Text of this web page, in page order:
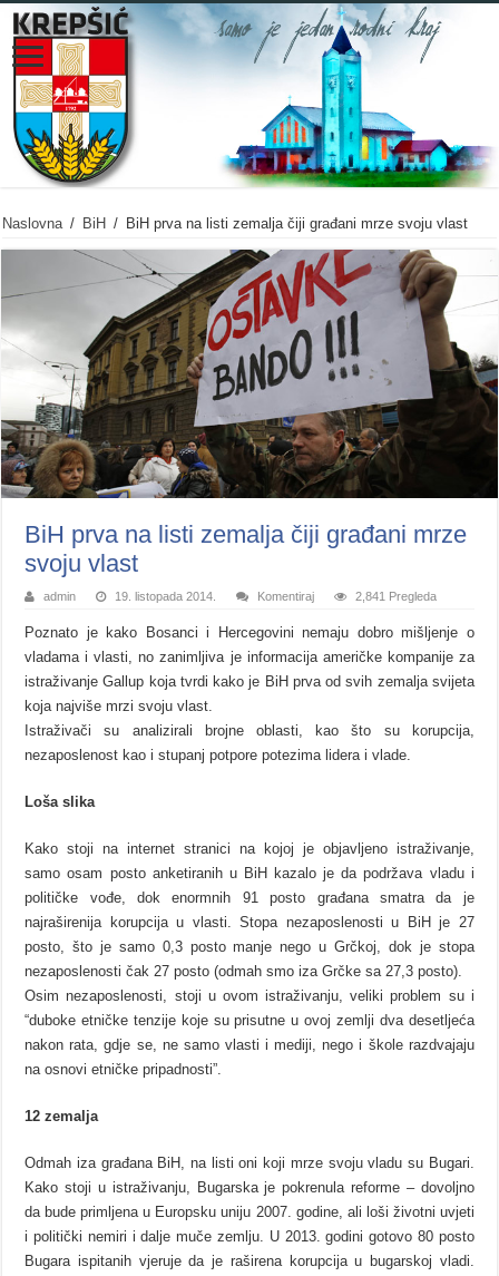
Naslovna / BiH / BiH prva na listi zemalja čiji građani mrze svoju vlast
BiH prva na listi zemalja čiji građani mrze
svoju vlast
admin 19. listopada 2014. Komentiraj 2,841 Pregleda
Poznato je kako Bosanci i Hercegovini nemaju dobro mišljenje o
vladama i vlasti, no zanimljiva je informacija američke kompanije za
istraživanje Gallup koja tvrdi kako je BiH prva od svih zemalja svijeta
koja najviše mrzi svoju vlast.
Istraživači su analizirali brojne oblasti, kao što su korupcija,
nezaposlenost kao i stupanj potpore potezima lidera i vlade.
Loša slika
Kako stoji na internet stranici na kojoj je objavljeno istraživanje,
samo osam posto anketiranih u BiH kazalo je da podržava vladu i
političke vođe, dok enormnih 91 posto građana smatra da je
najraširenija korupcija u vlasti. Stopa nezaposlenosti u BiH je 27
posto, što je samo 0,3 posto manje nego u Grčkoj, dok je stopa
nezaposlenosti čak 27 posto (odmah smo iza Grčke sa 27,3 posto).
Osim nezaposlenosti, stoji u ovom istraživanju, veliki problem su i
“duboke etničke tenzije koje su prisutne u ovoj zemlji dva desetljeća
nakon rata, gdje se, ne samo vlasti i mediji, nego i škole razdvajaju
na osnovi etničke pripadnosti”.
12 zemalja
Odmah iza građana BiH, na listi oni koji mrze svoju vladu su Bugari.
Kako stoji u istraživanju, Bugarska je pokrenula reforme – dovoljno
da bude primljena u Europsku uniju 2007. godine, ali loši životni uvjeti
i politički nemiri i dalje muče zemlju. U 2013. godini gotovo 80 posto
Bugara ispitanih vjeruje da je raširena korupcija u bugarskoj vladi.